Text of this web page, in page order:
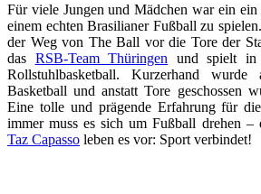
Für viele Jungen und Mädchen war ein ein
einem echten Brasilianer Fußball zu spielen.
der Weg von The Ball vor die Tore der
das RSB-Team Thüringen und spielt in
Rollstuhlbasketball. Kurzerhand
Basketball und anstatt Tore geschossen
Eine tolle und prägende Erfahrung für
immer muss es sich um Fußball drehen –
Taz Capasso leben es vor: Sport verbindet!